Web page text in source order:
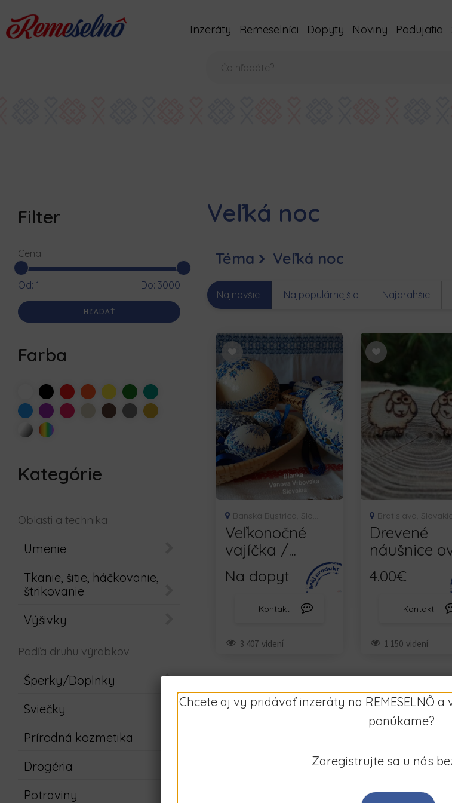
Inzeráty Remeselníci Dopyty Noviny Podujatia
Filter
Cena
Od: 1 Do:3000
Farba
Kategórie
Oblasti a technika
Umenie
Tkanie, šitie, háčkovanie,
štrikovanie
Výšivky
Podľa druhu výrobkov
Šperky/Doplnky
Sviečky
Prírodná kozmetika
Drogéria
Potraviny
Veľká noc
Téma Veľká noc
Najnovšie Najpopulárnejšie Najdrahšie
Banská Bystrica, Slo...
Veľkonočné
vajíčka /...
Na dopyt
Kontakt
videní
3 407
Bratislava,
Drevené
náušnice
4.00€
Kontakt
videní
1 150
Chcete aj vy pridávať inzeráty na REMESELNÔ
ponúkame?
Zaregistrujte sa u nás